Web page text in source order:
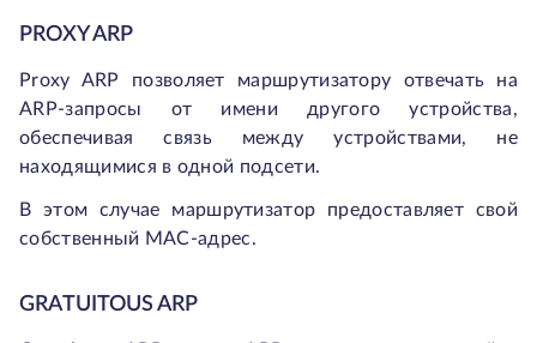
PROXY ARP
Proxy ARP позволяет маршрутизатору отвечать на
ARP-запросы от имени другого устройства,
обеспечивая связь между устройствами, не
находящимися в одной подсети.
В этом случае маршрутизатор предоставляет свой
собственный MAC-адрес.
GRATUITOUS ARP